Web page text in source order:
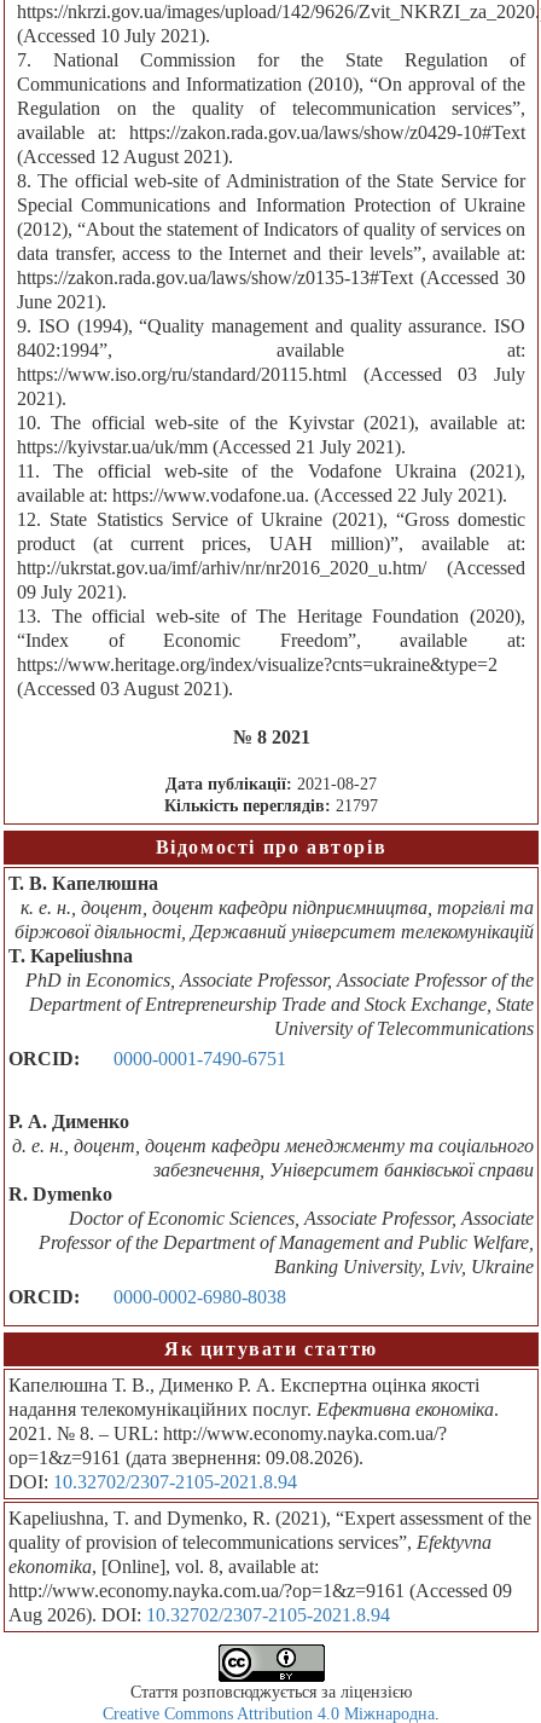
https://nkrzi.gov.ua/images/upload/142/9626/
(Accessed 10 July 2021).
7. National Commission for the State Regulation of
Communications and Informatization (2010), “On approval of the
Regulation on the quality of telecommunication services”,
available at: https://zakon.rada.gov.ua/laws/show/z0429-10#Text
(Accessed 12 August 2021).
8. The official web-site of Administration of the State Service for
Special Communications and Information Protection of Ukraine
(2012), “About the statement of Indicators of quality of services on
data transfer, access to the Internet and their levels”, available at:
https://zakon.rada.gov.ua/laws/show/z0135-13#Text (Accessed 30
June 2021).
9. ISO (1994), “Quality management and quality assurance. ISO
8402:1994”, available at:
https://www.iso.org/ru/standard/20115.html (Accessed 03 July
2021).
10. The official web-site of the Kyivstar (2021), available at:
https://kyivstar.ua/uk/mm (Accessed 21 July 2021).
11. The official web-site of the Vodafone Ukraina (2021),
available at: https://www.vodafone.ua. (Accessed 22 July 2021).
12. State Statistics Service of Ukraine (2021), “Gross domestic
product (at current prices, UAH million)”, available at:
http://ukrstat.gov.ua/imf/arhiv/nr/nr2016_2020_u.htm/ (Accessed
09 July 2021).
13. The official web-site of The Heritage Foundation (2020),
“Index of Economic Freedom”, available at:
https://www.heritage.org/index/visualize?cnts=ukraine&type=2
(Accessed 03 August 2021).
№ 8 2021
Дата публікації: 2021-08-27
Кількість переглядів: 21797
Відомості про авторів
Т. В. Капелюшна
к. е. н., доцент, доцент кафедри підприємництва, торгівлі та
біржової діяльності, Державний університет телекомунікацій
T. Kapeliushna
PhD in Economics, Associate Professor, Associate Professor of the
Department of Entrepreneurship Trade and Stock Exchange, State
University of Telecommunications
ORCID:
0000-0001-7490-6751
Р. А. Дименко
д. е. н., доцент, доцент кафедри менеджменту та соціального
забезпечення, Університет банківської справи
R. Dymenko
Doctor of Economic Sciences, Associate Professor, Associate
Professor of the Department of Management and Public Welfare,
Banking University, Lviv, Ukraine
ORCID:
0000-0002-6980-8038
Як цитувати статтю
Капелюшна Т. В., Дименко Р. А. Експертна оцінка якості
надання телекомунікаційних послуг. Ефективна економіка.
2021. № 8. – URL: http://www.economy.nayka.com.ua/?
op=1&z=9161 (дата звернення: 09.08.2026).
DOI: 10.32702/2307-2105-2021.8.94
Kapeliushna, T. and Dymenko, R. (2021), “Expert assessment of the
quality of provision of telecommunications services”, Efektyvna
ekonomika, [Online], vol. 8, available at:
http://www.economy.nayka.com.ua/?op=1&z=9161 (Accessed 09
Aug 2026). DOI: 10.32702/2307-2105-2021.8.94
Стаття розповсюджується за ліцензією
Creative Commons Attribution 4.0 Міжнародна.